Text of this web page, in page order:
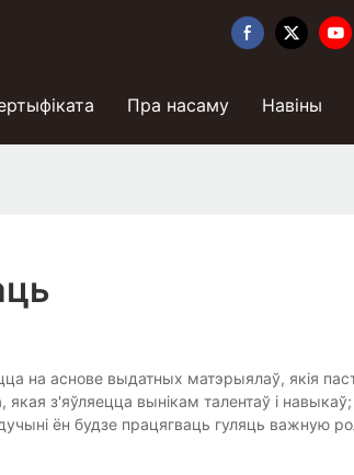
Пра насаму Навіны
на аснове выдатных матэрыялаў, якія
з'яўляецца вынікам талентаў і
ён будзе працягваць гуляць важную